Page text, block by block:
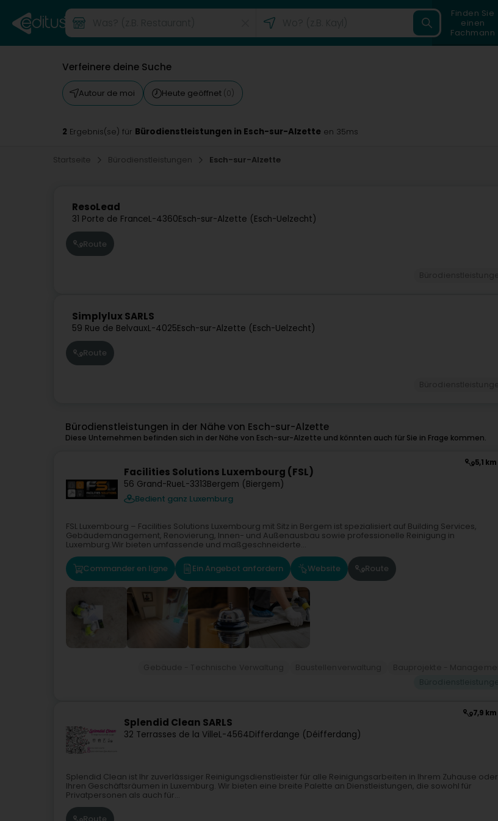
Finden Sie
einen
Fachmann
Verfeinere deine Suche
Autour de moi Heute geöffnet (0)
2 Ergebnis(se) für Bürodienstleistungen in Esch-sur-Alzette en 35ms
Startseite Bürodienstleistungen Esch-sur-Alzette
ResoLead
31 Porte de FranceL-4360Esch-sur-Alzette (Esch-Uelzecht)
Route
Simplylux SARLS
59 Rue de BelvauxL-4025Esch-sur-Alzette (Esch-Uelzecht)
Route
Bürodienstleistungen in der Nähe von Esch-sur-Alzette
Diese Unternehmen befinden sich in der Nähe von Esch-sur-Alzette und könnten auch für Sie in Frage kommen.
5,1 km
Facilities Solutions Luxembourg (FSL)
56 Grand-RueL-3313Bergem (Biergem)
Bedient ganz Luxemburg
FSL Luxembourg – Facilities Solutions Luxembourg mit Sitz in Bergem ist spezialisiert auf Building Services,
Gebäudemanagement, Renovierung, Innen- und Außenausbau sowie professionelle Reinigung in
Luxemburg.Wir bieten umfassende und maßgeschneiderte...
Commander en ligne Ein Angebot anfordern Website Route
7,9 km
Splendid Clean SARLS
32 Terrasses de la VilleL-4564Differdange (Déifferdang)
Splendid Clean ist Ihr zuverlässiger Reinigungsdienstleister für alle Reinigungsarbeiten in Ihrem Zuhause oder
Ihren Geschäftsräumen in Luxemburg. Wir bieten eine breite Palette an Dienstleistungen, die sowohl für
Privatpersonen als auch für...